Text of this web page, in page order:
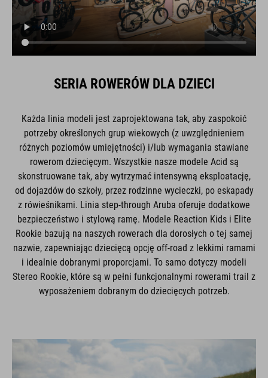
SERIA ROWERÓW DLA DZIECI
Każda linia modeli jest zaprojektowana tak, aby zaspokoić
potrzeby określonych grup wiekowych (z uwzględnieniem
różnych poziomów umiejętności) i/lub wymagania stawiane
rowerom dziecięcym. Wszystkie nasze modele Acid są
skonstruowane tak, aby wytrzymać intensywną eksploatację,
od dojazdów do szkoły, przez rodzinne wycieczki, po eskapady
z rówieśnikami. Linia step-through Aruba oferuje dodatkowe
bezpieczeństwo i stylową ramę. Modele Reaction Kids i Elite
Rookie bazują na naszych rowerach dla dorosłych o tej samej
nazwie, zapewniając dziecięcą opcję off-road z lekkimi ramami
i idealnie dobranymi proporcjami. To samo dotyczy modeli
Stereo Rookie, które są w pełni funkcjonalnymi rowerami trail z
wyposażeniem dobranym do dziecięcych potrzeb.